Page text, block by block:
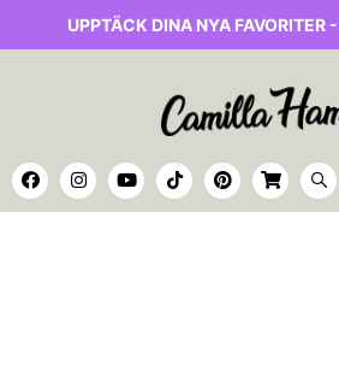
UPPTÄCK DINA NYA FAVORITER